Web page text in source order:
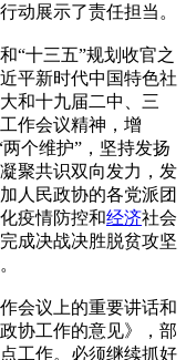
动展示了责任担当。
“十三五”规划收官之
平新时代中国特色社
和十九届二中、三
作会议精神，增
个维护”，坚持发扬
聚共识双向发力，发
人民政协的各党派团
疫情防控和经济社会
成决战决胜脱贫攻坚
会议上的重要讲话和
协工作的意见》，部
工作。必须继续抓好